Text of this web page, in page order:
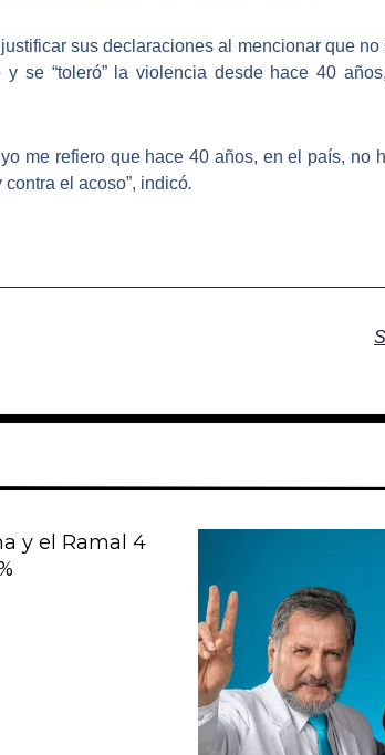
sus declaraciones al mencionar que no
y se “toleró” la violencia desde hace 40 años
me refiero que hace 40 años, en el país, no
el acoso”, indicó.
y el Ramal 4